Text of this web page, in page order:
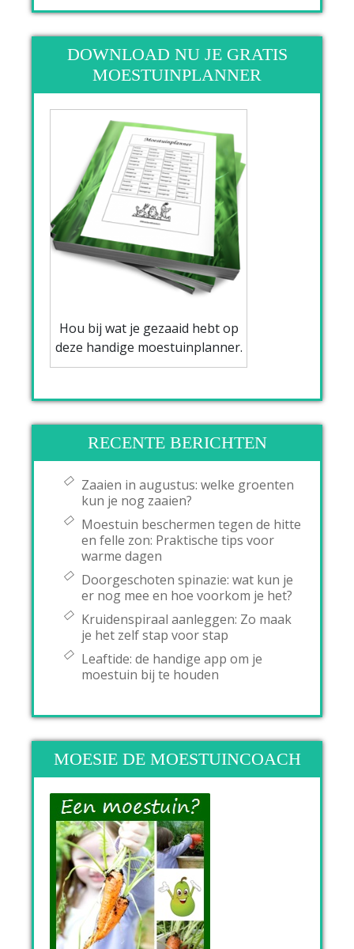
DOWNLOAD NU JE GRATIS
MOESTUINPLANNER
Hou bij wat je gezaaid hebt op
deze handige moestuinplanner.
RECENTE BERICHTEN
Zaaien in augustus: welke groenten
kun je nog zaaien?
Moestuin beschermen tegen de hitte
en felle zon: Praktische tips voor
warme dagen
Doorgeschoten spinazie: wat kun je
er nog mee en hoe voorkom je het?
Kruidenspiraal aanleggen: Zo maak
je het zelf stap voor stap
Leaftide: de handige app om je
moestuin bij te houden
MOESIE DE MOESTUINCOACH